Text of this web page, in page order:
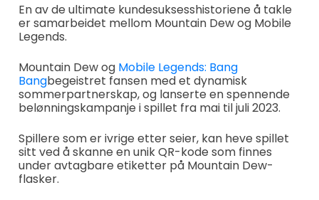
En av de ultimate kundesuksesshistoriene å takle
er samarbeidet mellom Mountain Dew og Mobile
Legends.
Mountain Dew og Mobile Legends: Bang
Bangbegeistret fansen med et dynamisk
sommerpartnerskap, og lanserte en spennende
belønningskampanje i spillet fra mai til juli 2023.
Spillere som er ivrige etter seier, kan heve spillet
sitt ved å skanne en unik QR-kode som finnes
under avtagbare etiketter på Mountain Dew-
flasker.